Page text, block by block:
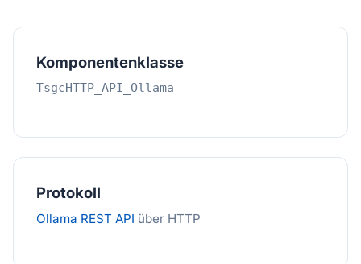
Komponentenklasse
TsgcHTTP_API_Ollama
Protokoll
Ollama REST API über HTTP